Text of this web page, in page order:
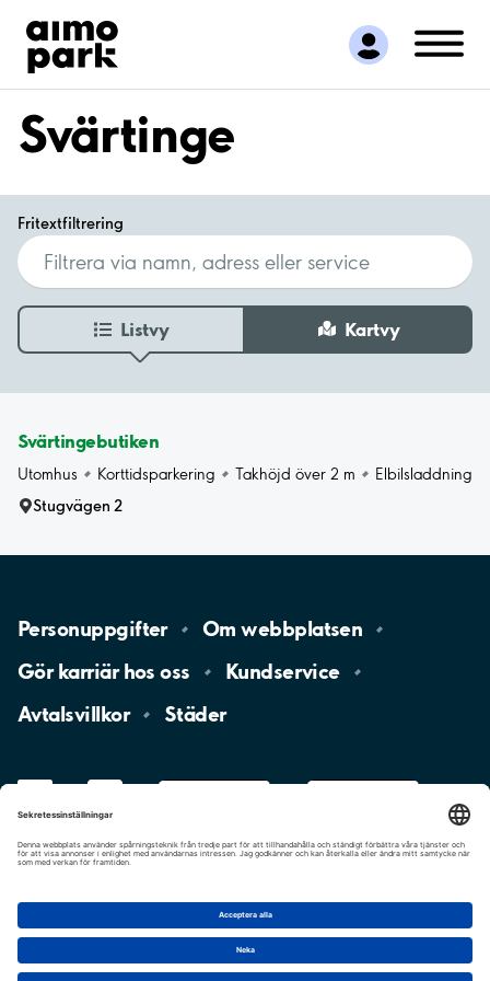
Hitta parkering
Samarbete
Kundservice
Om Aimo Park
Svärtinge
Fritextfiltrering
Listvy Kartvy
Svärtingebutiken
Utomhus Korttidsparkering Takhöjd över 2 m
Elbilsladdning
Stugvägen 2
Personuppgifter Omwebbplatsen
Gör karriär hososs
Kundservice
Avtalsvillkor
Städer
Cookie-inställningar